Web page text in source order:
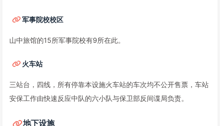
军事院校校区
山中旅馆的15所军事院校有9所在此。
火车站
三站台，四线，所有停靠本设施火车站的车次均不公开售票，车站
安保工作由快速反应中队的六小队与保卫部反间谍局负责。
地下设施